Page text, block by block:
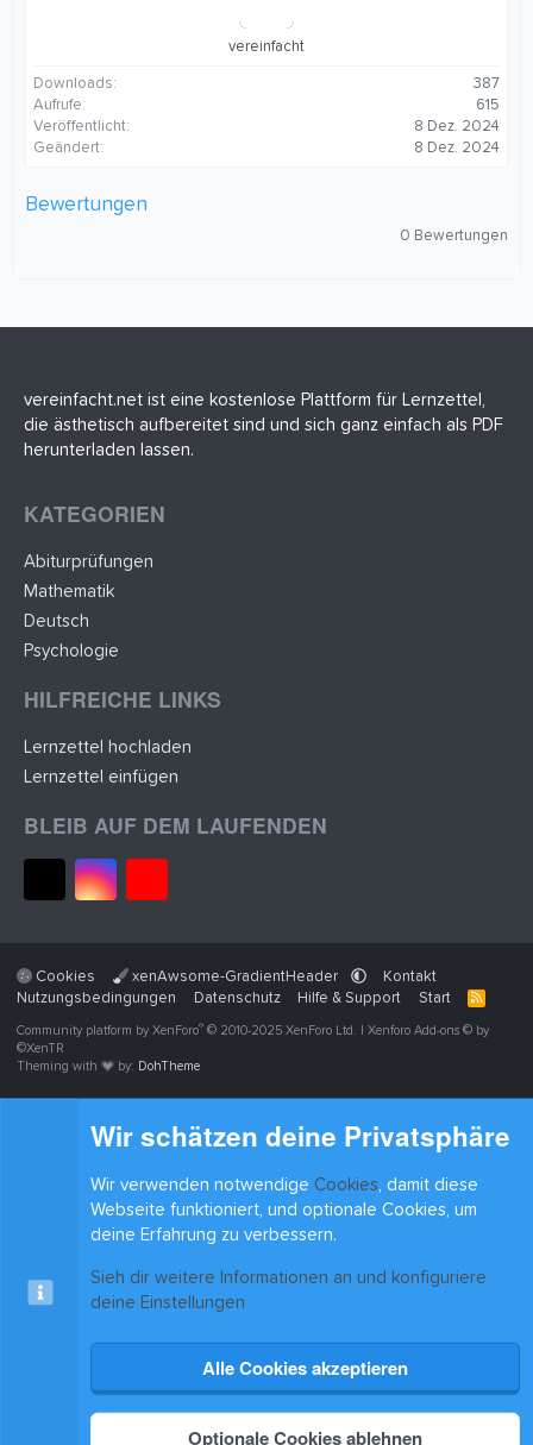
vereinfacht
Downloads
387
Aufrufe
615
Veröffentlicht
8 Dez. 2024
Geändert
8 Dez. 2024
Bewertungen
t
(
)
0 Bewertungen
vereinfacht.net ist eine kostenlose Plattform für Lernzettel,
die ästhetisch aufbereitet sind und sich ganz einfach als PDF
herunterladen lassen.
KATEGORIEN
Abiturprüfungen
Mathematik
Deutsch
Psychologie
HILFREICHE LINKS
Lernzettel hochladen
Lernzettel einfügen
BLEIB AUF DEM LAUFENDEN
Cookies xenAwsome-GradientHeader
Kontakt
Nutzungsbedingungen
Datenschutz Hilfe & Support Start
R
S
Community platform by XenForo® © 2010-2025 XenForo Ltd. Xenforo Add-ons © by
©XenTR
Theming with
by: DohTheme
Wir schätzen deine Privatsphäre
Wir verwenden notwendige Cookies, damit diese
Webseite funktioniert, und optionale Cookies, um
deine Erfahrung zu verbessern.
Sieh dir weitere Informationen an und konfiguriere
deine Einstellungen
Alle Cookies akzeptieren
Optionale Cookies ablehnen